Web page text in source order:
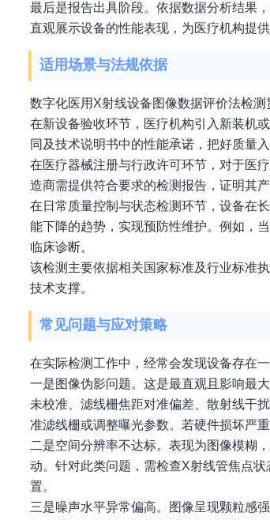
最后是报告出具阶段。依据数据分析结果
直观展示设备的性能表现，为医疗机构提
适用场景与法规依据
数字化医用X射线设备图像数据评价法检
在新设备验收环节，医疗机构引入新装机
同及技术说明书中的性能承诺，把好质量
在医疗器械注册与行政许可环节，对于医
造商需提供符合要求的检测报告，证明其
在日常质量控制与状态检测环节，设备在
能下降的趋势，实现预防性维护。例如，
临床诊断。
该检测主要依据相关国家标准及行业标准
技术支撑。
常见问题与应对策略
在实际检测工作中，经常会发现设备存在
一是图像伪影问题。这是最直观且影响最
未校准、滤线栅焦距对准偏差、散射线干
准滤线栅或调整曝光参数。若硬件损坏严
二是空间分辨率不达标。表现为图像模糊
动。针对此类问题，需检查X射线管焦点
置。
三是噪声水平异常偏高。图像呈现颗粒感